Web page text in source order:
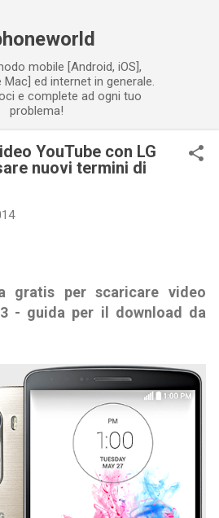
mobile [Android, iOS],
ed internet in generale.
e complete ad ogni tuo
problema!
YouTube con LG
nuovi termini di
gratis per scaricare video
- guida per il download da